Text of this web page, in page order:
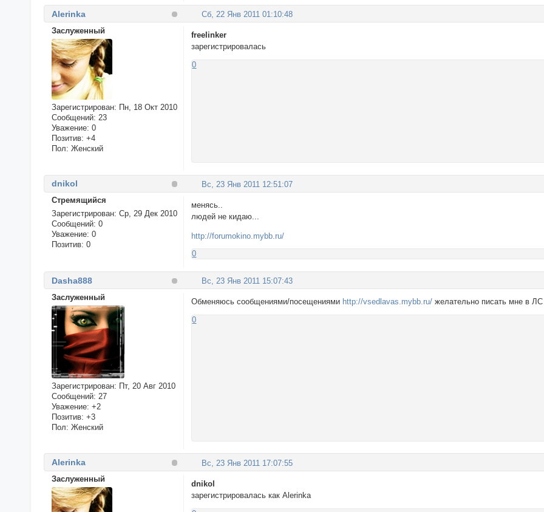
Сб, 22 Янв 2011 01:10:48
Alerinka
Заслуженный
Зарегистрирован: Пн, 18 Окт 2010
Сообщений: 23
Уважение: 0
Позитив: +4
Пол: Женский
freelinker
зарегистрировалась
0
Вс, 23 Янв 2011 12:51:07
dnikol
Стремящийся
Зарегистрирован: Ср, 29 Дек 2010
Сообщений: 0
Уважение: 0
Позитив: 0
менясь..
людей не кидаю...
http://forumokino.mybb.ru/
0
Вс, 23 Янв 2011 15:07:43
Dasha888
Заслуженный
Зарегистрирован: Пт, 20 Авг 2010
Сообщений: 27
Уважение: +2
Позитив: +3
Пол: Женский
Обменяюсь сообщениями/посещениями http://vsedlavas.mybb.ru/ желательно писать мне в
0
Вс, 23 Янв 2011 17:07:55
Alerinka
Заслуженный
dnikol
зарегистрировалась как Alerinka